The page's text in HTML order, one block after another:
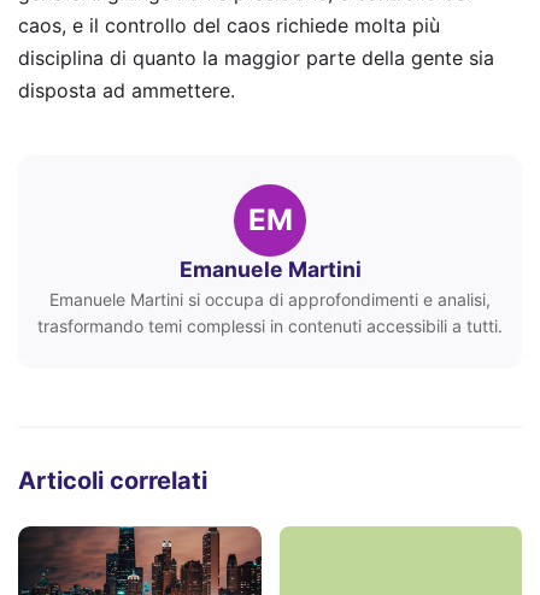
caos, e il controllo del caos richiede molta più
disciplina di quanto la maggior parte della gente sia
disposta ad ammettere.
EM
Emanuele Martini
Emanuele Martini si occupa di approfondimenti e analisi,
trasformando temi complessi in contenuti accessibili a tutti.
Articoli correlati